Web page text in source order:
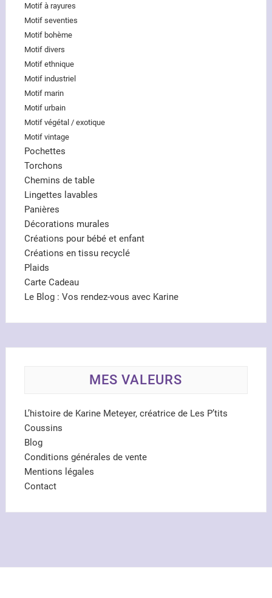
Motif à rayures
Motif seventies
Motif bohème
Motif divers
Motif ethnique
Motif industriel
Motif marin
Motif urbain
Motif végétal / exotique
Motif vintage
Pochettes
Torchons
Chemins de table
Lingettes lavables
Panières
Décorations murales
Créations pour bébé et enfant
Créations en tissu recyclé
Plaids
Carte Cadeau
Le Blog : Vos rendez-vous avec Karine
MES VALEURS
L’histoire de Karine Meteyer, créatrice de Les P’tits
Coussins
Blog
Conditions générales de vente
Mentions légales
Contact